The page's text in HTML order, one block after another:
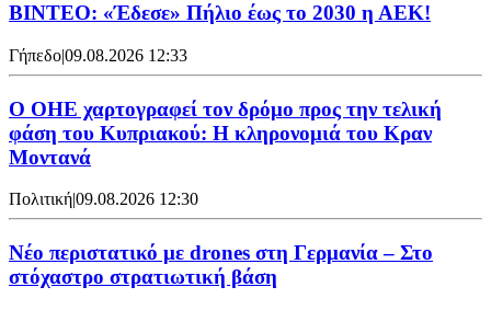
ΒΙΝΤΕΟ: «Έδεσε» Πήλιο έως το 2030 η ΑΕΚ!
Γήπεδο|09.08.2026 12:33
Ο ΟΗΕ χαρτογραφεί τον δρόμο προς την τελική
φάση του Κυπριακού: Η κληρονομιά του Κραν
Μοντανά
Πολιτική|09.08.2026 12:30
Νέο περιστατικό με drones στη Γερμανία – Στο
στόχαστρο στρατιωτική βάση